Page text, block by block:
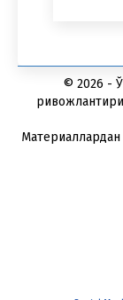
© 2026 -